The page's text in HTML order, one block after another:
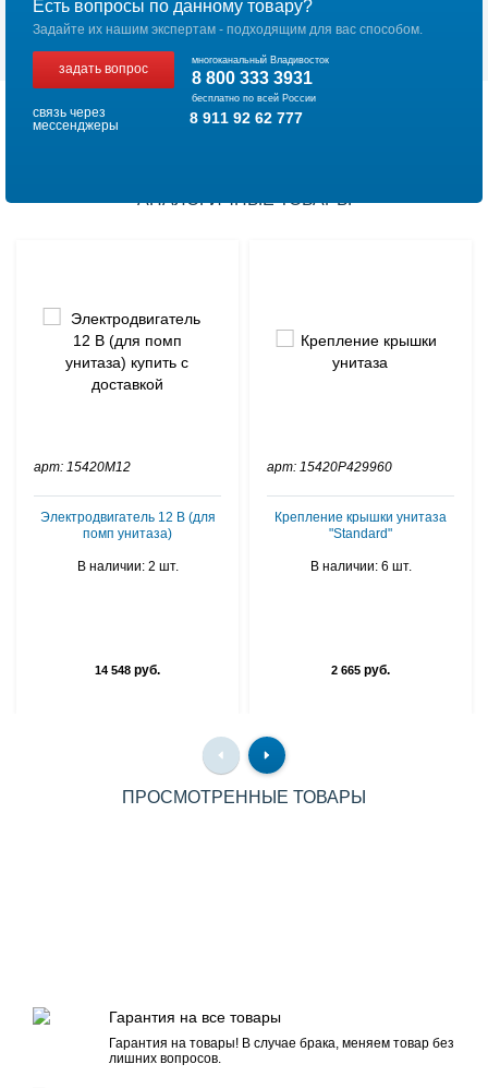
Есть вопросы по данному товару?
Задайте их нашим экспертам - подходящим для вас способом.
задать вопрос
многоканальный Владивосток
8 800 333 3931
бесплатно по всей России
связь через
мессенджеры
8 911 92 62 777
АНАЛОГИЧНЫЕ ТОВАРЫ
арт: 15420M12
Электродвигатель 12 В (для
помп унитаза)
В наличии: 2 шт.
14 548 руб.
арт: 15420P429960
Крепление крышки унитаза
"Standard"
В наличии: 6 шт.
2 665 руб.
ПРОСМОТРЕННЫЕ ТОВАРЫ
Гарантия на все товары
Гарантия на товары! В случае брака, меняем товар без
лишних вопросов.